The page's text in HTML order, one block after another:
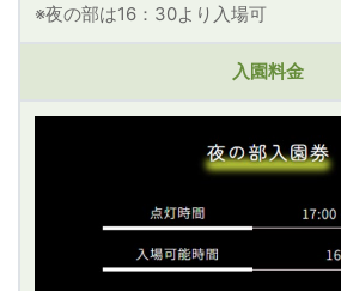
※夜の部は16：30より入場可
入園料金